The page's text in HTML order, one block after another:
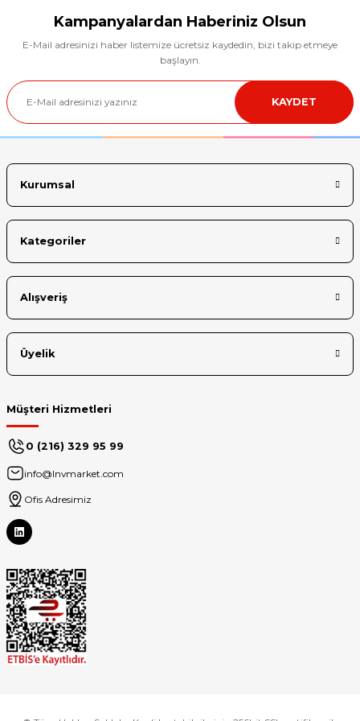
Görüş ve önerileriniz için teşekkür ederiz.
Ürün resmi kalitesiz, bozuk veya görüntülenemiyor.
Ürün açıklamasında eksik bilgiler bulunuyor.
Ürün bilgilerinde hatalar bulunuyor.
Kampanyalardan Haberiniz Olsun
E-Mail adresinizi haber listemize ücretsiz kaydedin, bizi takip etmeye
başlayın.
KAYDET
Kurumsal
Kategoriler
Alışveriş
Üyelik
Müşteri Hizmetleri
0 (216) 329 95 99
info@lnvmarket.com
Ofis Adresimiz